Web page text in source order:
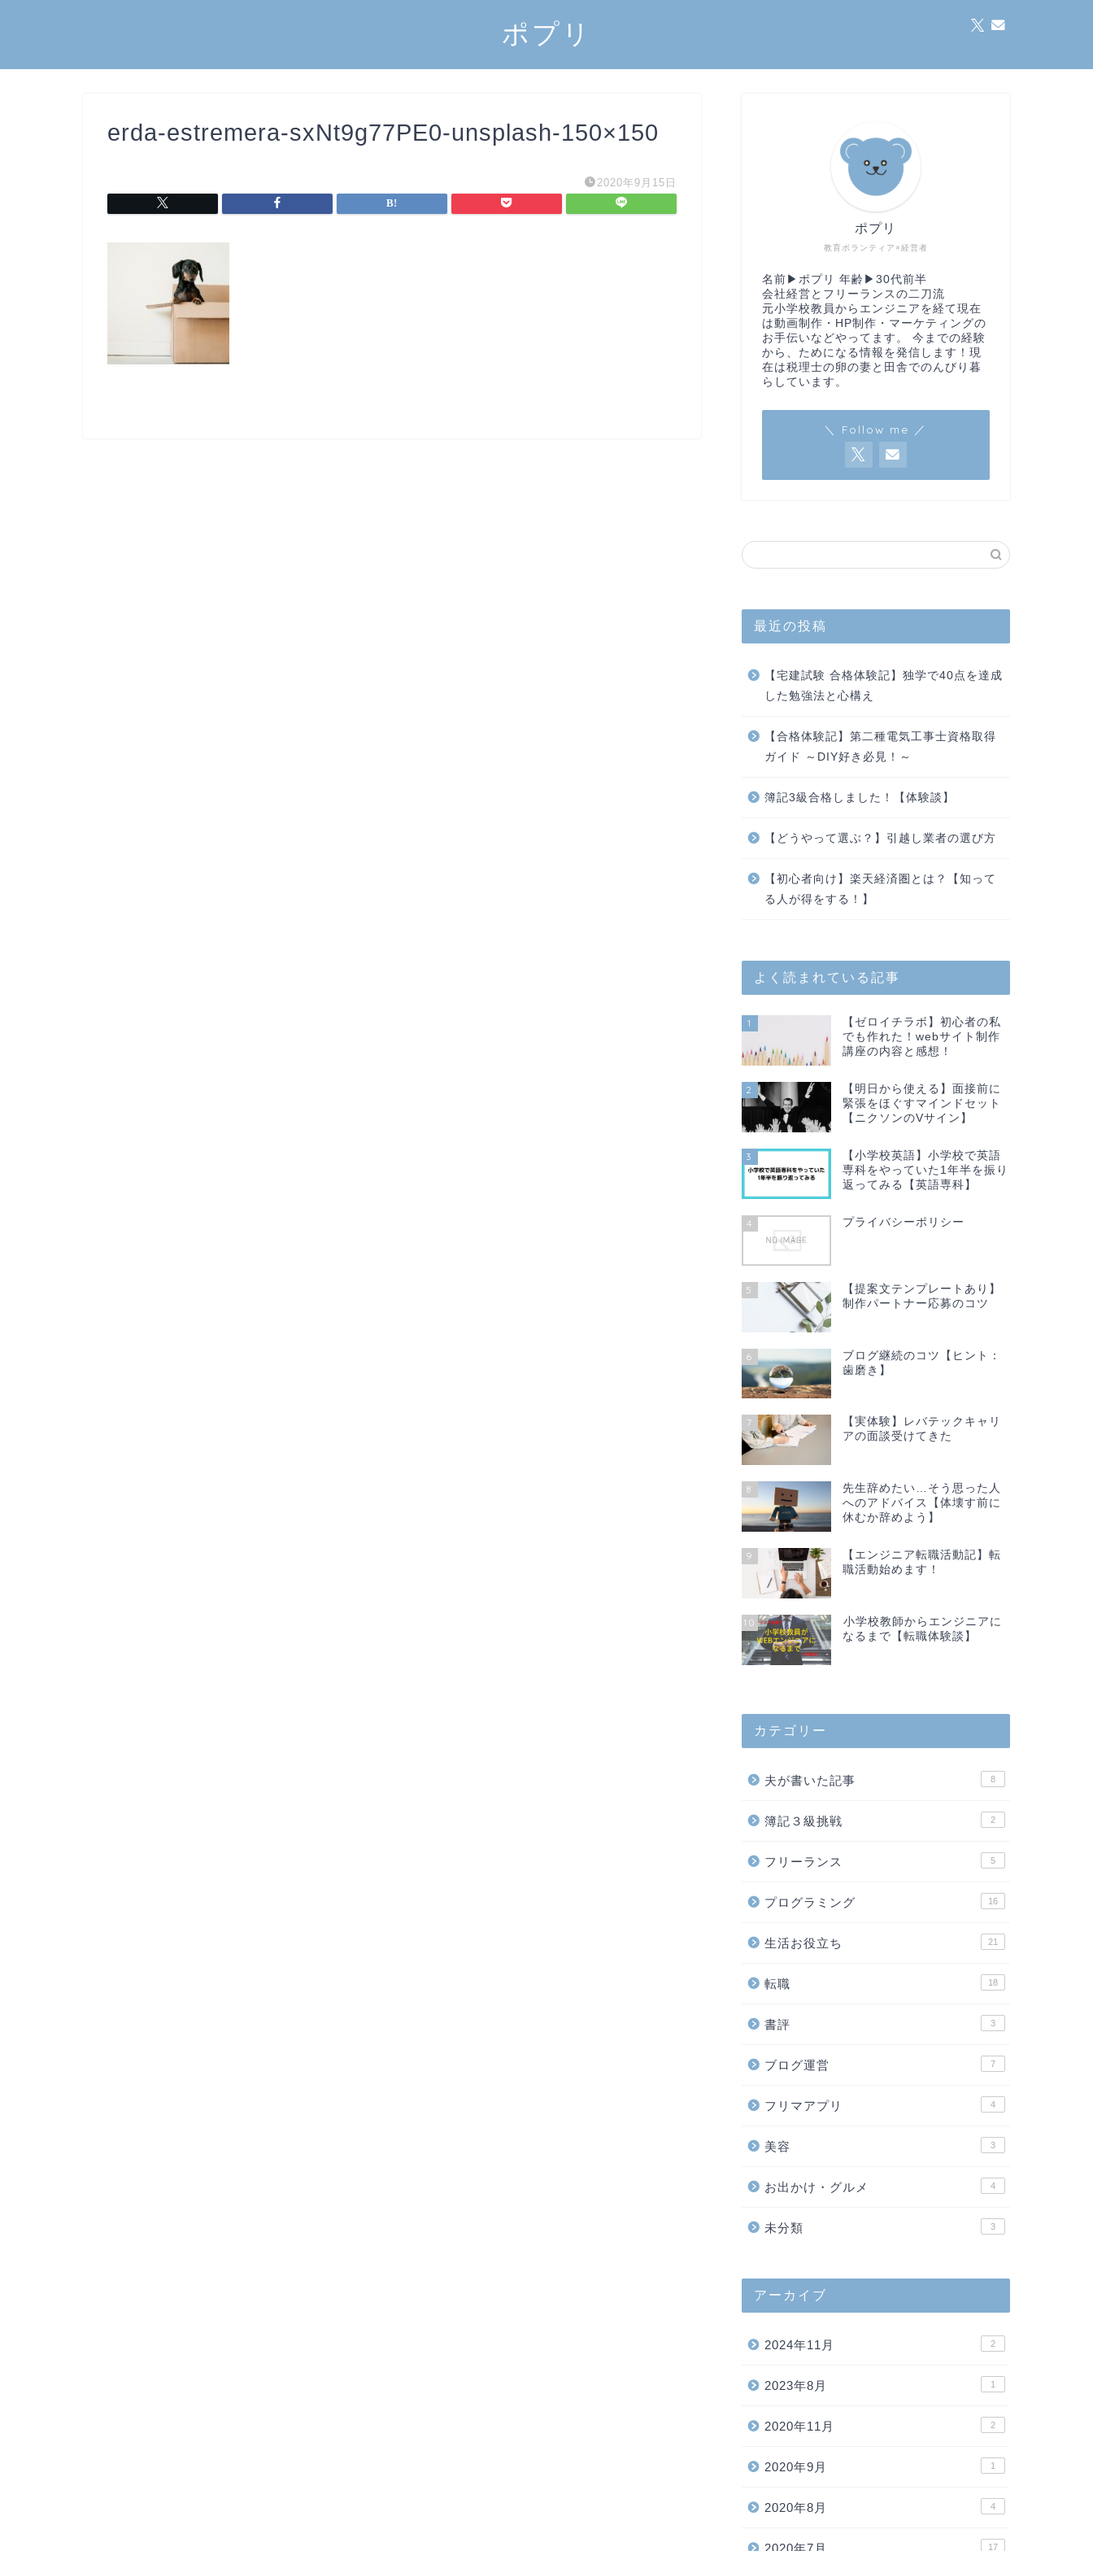
ポプリ
erda-estremera-sxNt9g77PE0-unsplash-150×150
2020年9月15日
教育ボランティア×経営者
ポプリ
名前▶︎ポプリ 年齢▶︎30代前半
会社経営とフリーランスの二刀流
元小学校教員からエンジニアを経て現在
は動画制作・HP制作・マーケティングの
お手伝いなどやってます。 今までの経験
から、ためになる情報を発信します！現
在は税理士の卵の妻と田舎でのんびり暮
らしています。
＼ Follow me ／
最近の投稿
【宅建試験 合格体験記】独学で40点を達成
した勉強法と心構え
【合格体験記】第二種電気工事士資格取得
ガイド ～DIY好き必見！～
簿記3級合格しました！【体験談】
【どうやって選ぶ？】引越し業者の選び方
【初心者向け】楽天経済圏とは？【知って
る人が得をする！】
よく読まれている記事
1
【ゼロイチラボ】初心者の私
でも作れた！webサイト制作
講座の内容と感想！
2
【明日から使える】面接前に
緊張をほぐすマインドセット
【ニクソンのVサイン】
3
【小学校英語】小学校で英語
専科をやっていた1年半を振り
返ってみる【英語専科】
4 プライバシーポリシー
5
【提案文テンプレートあり】
制作パートナー応募のコツ
6
ブログ継続のコツ【ヒント：
歯磨き】
7
【実体験】レバテックキャリ
アの面談受けてきた
8
先生辞めたい…そう思った人
へのアドバイス【体壊す前に
休むか辞めよう】
9
【エンジニア転職活動記】転
職活動始めます！
10
小学校教師からエンジニアに
なるまで【転職体験談】
カテゴリー
夫が書いた記事 8
簿記３級挑戦 2
フリーランス 5
プログラミング 16
生活お役立ち 21
転職 18
書評 3
ブログ運営 7
フリマアプリ 4
美容 3
お出かけ・グルメ 4
未分類 3
アーカイブ
2024年11月 2
2023年8月 1
2020年11月 2
2020年9月 1
2020年8月 4
2020年7月 17